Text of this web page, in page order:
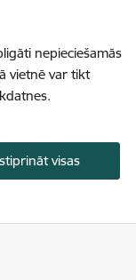
nepieciešamās
vietnē var tikt
visas